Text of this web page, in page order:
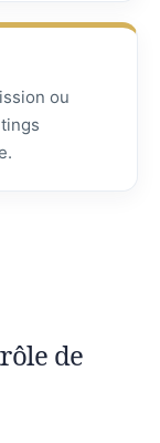
ou
de